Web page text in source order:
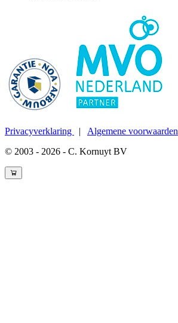
Privacyverklaring | Algemene voorwaarden
© 2003 - 2026 - C. Kornuyt BV